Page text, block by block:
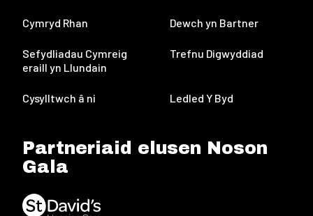
Cymryd Rhan Dewch yn Bartner
Sefydliadau Cymreig
eraill yn Llundain
Trefnu Digwyddiad
Cysylltwch â ni Ledled Y Byd
Partneriaid elusen Noson
Gala